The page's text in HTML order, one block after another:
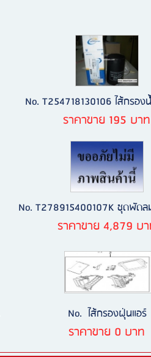
No. T254718130106 ไส้กรอง
ราคาขาย 195 บาท
No. T278915400107K ชุดพัด
ราคาขาย 4,879 บ
No. ไส้กรองฝุ่นแอร์
ราคาขาย 0 บาท